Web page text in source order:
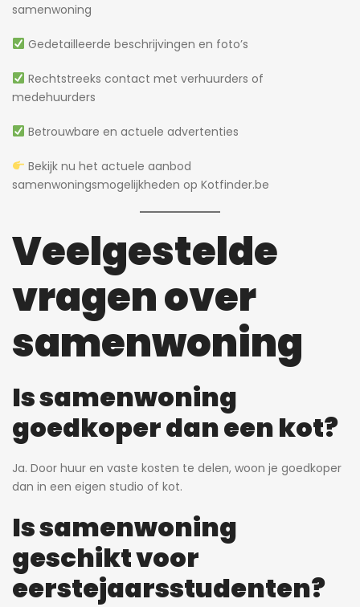
samenwoning
Gedetailleerde beschrijvingen en foto’s
Rechtstreeks contact met verhuurders of
medehuurders
Betrouwbare en actuele advertenties
Bekijk nu het actuele aanbod
samenwoningsmogelijkheden op Kotfinder.be
Veelgestelde
vragen over
samenwoning
Is samenwoning
goedkoper dan een kot?
Ja. Door huur en vaste kosten te delen, woon je goedkoper
dan in een eigen studio of kot.
Is samenwoning
geschikt voor
eerstejaarsstudenten?